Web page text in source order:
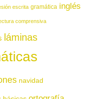
escrita gramática inglés
comprensiva
láminas
navidad